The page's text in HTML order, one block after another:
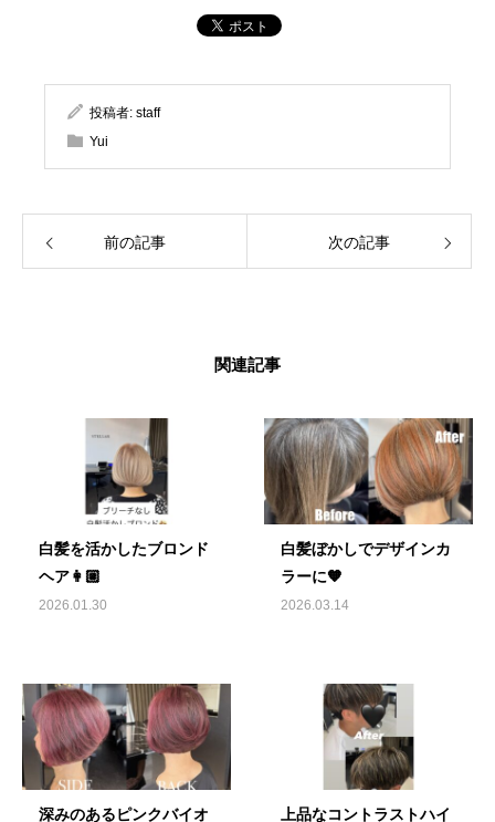
投稿者: staff
Yui
前の記事 次の記事
関連記事
白髪を活かしたブロンド
ヘア👩🏼
2026.01.30
白髪ぼかしでデザインカ
ラーに🧡
2026.03.14
深みのあるピンクバイオ 上品なコントラストハイ